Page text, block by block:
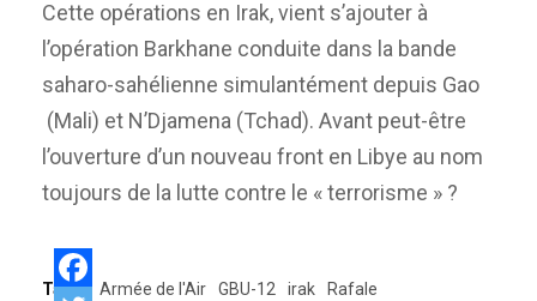
Cette opérations en Irak, vient s’ajouter à
l’opération Barkhane conduite dans la bande
saharo-sahélienne simulantément depuis Gao
(Mali) et N’Djamena (Tchad). Avant peut-être
l’ouverture d’un nouveau front en Libye au nom
toujours de la lutte contre le « terrorisme » ?
Tags: Armée de l'Air GBU-12 irak Rafale